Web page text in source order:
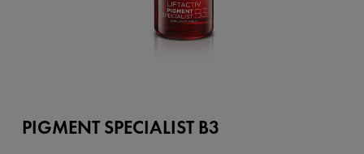
PIGMENT SPECIALIST B3